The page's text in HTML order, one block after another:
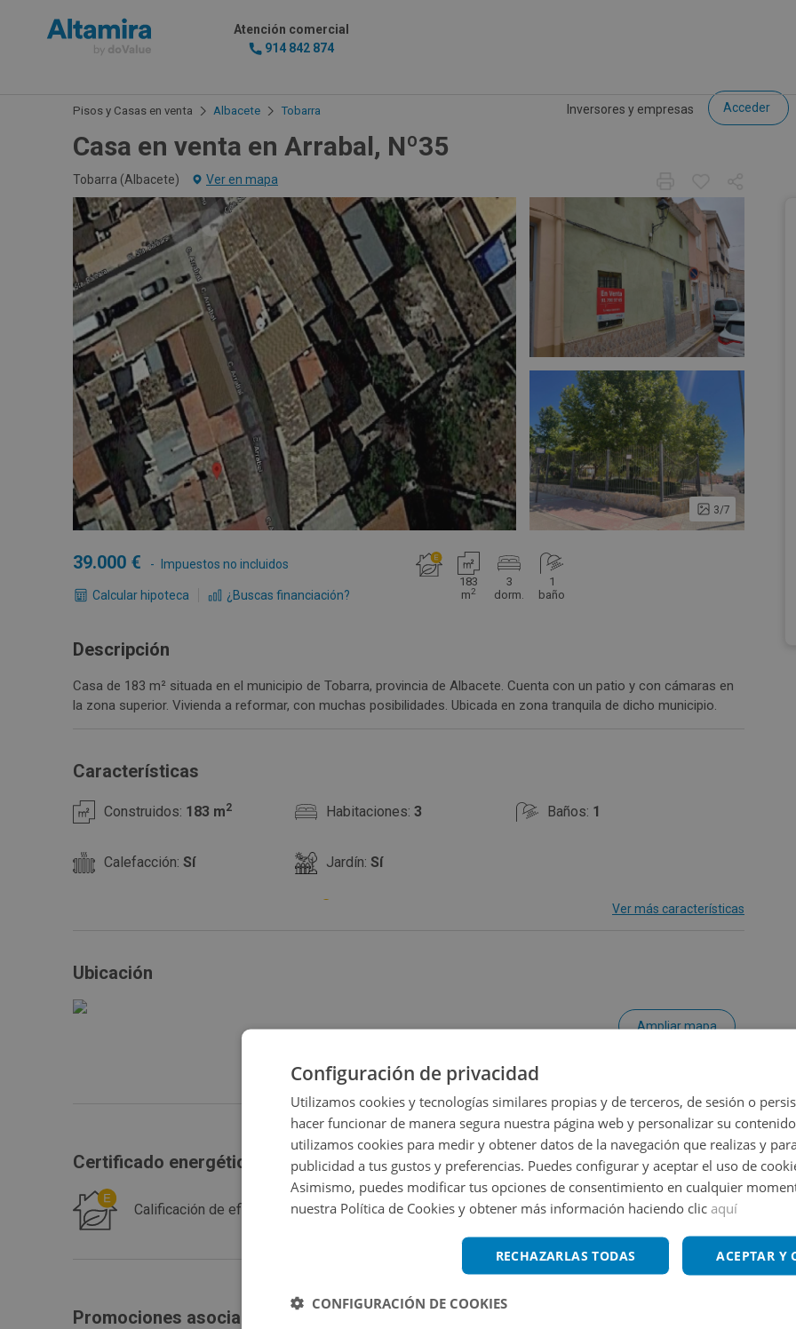
Atención comercial
914 842 874
Inversores y empresas Acceder
Pisos y Casas en venta Albacete Tobarra
Casa en venta en Arrabal, Nº35
Tobarra (Albacete) Ver en mapa
3/7
183
m2
3
dorm.
1
baño
39.000 Impuestos no incluidos
Calcular hipoteca ¿Buscas financiación?
Descripción
Casa de 183 m² situada en el municipio de Tobarra, provincia de Albacete. Cuenta con un patio y con cámaras en
la zona superior. Vivienda a reformar, con muchas posibilidades. Ubicada en zona tranquila de dicho municipio.
Características
Construidos: 183 m2 Habitaciones: 3 Baños: 1
Calefacción: Sí Jardín: Sí
Ver más características
Ubicación
Ampliar mapa
Certificado energético
Calificación de eficiencia energética de vivienda terminado según RD 390/2021 de 1 de junio.
Promociones asociadas
Configuración de privacidad
Utilizamos cookies y tecnologías similares propias y de terceros, de sesión o
hacer funcionar de manera segura nuestra página web y personalizar su
utilizamos cookies para medir y obtener datos de la navegación que realizas y
publicidad a tus gustos y preferencias. Puedes configurar y aceptar el uso de
Asimismo, puedes modificar tus opciones de consentimiento en cualquier
nuestra Política de Cookies y obtener más información haciendo clic aquí
ACEPTAR Y
RECHAZARLAS TODAS
CONFIGURACIÓN DE COOKIES